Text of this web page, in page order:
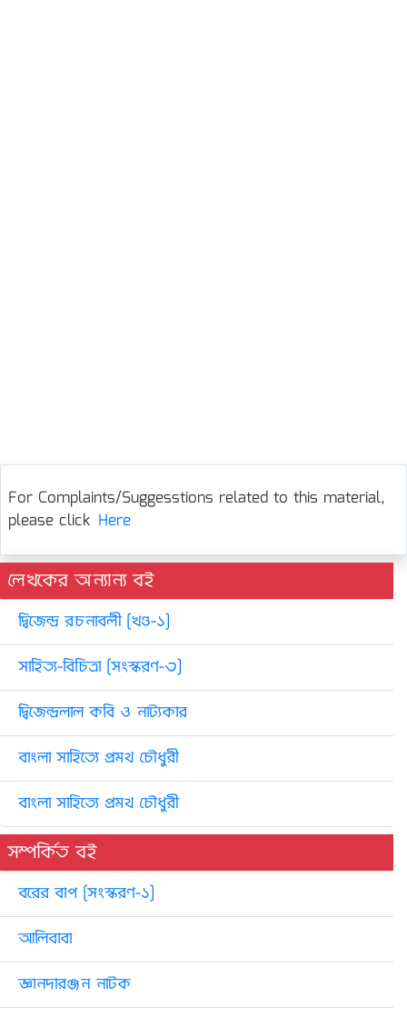
For Complaints/Suggesstions related to this material,
please click Here
লেখকের অন্যান্য বই
দ্বিজেন্দ্র রচনাবলী [খণ্ড-১]
সাহিত্য-বিচিত্রা [সংস্করণ-৩]
দ্বিজেন্দ্রলাল কবি ও নাট্যকার
বাংলা সাহিত্যে প্রমথ চৌধুরী
বাংলা সাহিত্যে প্রমথ চৌধুরী
সম্পর্কিত বই
বরের বাপ [সংস্করণ-১]
আলিবাবা
জ্ঞানদারঞ্জন নাটক